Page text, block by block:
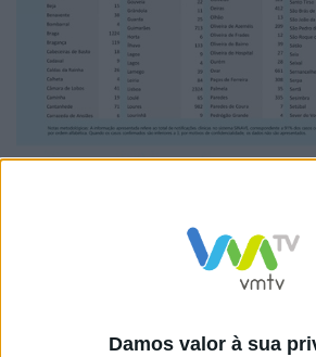
Damos valor à sua
infeção pelo novo coronavírus
Direção-Geral da Saúde (DGS)
uma subida de 1,1%.